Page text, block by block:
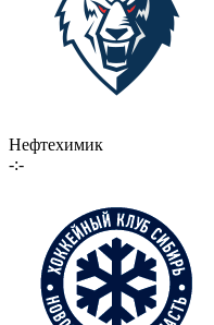
Нефтехимик
-:-